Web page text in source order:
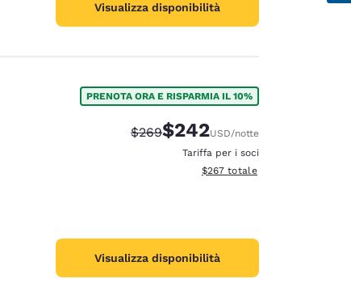
Visualizza disponibilità
PRENOTA ORA E RISPARMIA IL 10%
Tariffa di barratura:
$269Tariffa scontata:
$242USD/notte
Tariffa per i soci
Visualizza i dettagli totali
$267 totale
Visualizza disponibilità